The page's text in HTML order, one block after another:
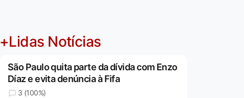
+Lidas Notícias
São Paulo quita parte da dívida com Enzo
Díaz e evita denúncia à Fifa
3 (100%)